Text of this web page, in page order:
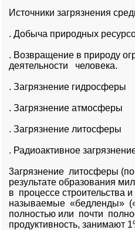
Источники загрязнения
. Добыча природных
. Возвращение в природу
деятельности   человека.
. Загрязнение гидросферы
. Загрязнение атмосферы
. Загрязнение литосферы
. Радиоактивное
3агрязнение  литосферы
результате образования
в  процессе строительства
называемые  «бедленды»
полностью или  почти
продуктивность, занимают